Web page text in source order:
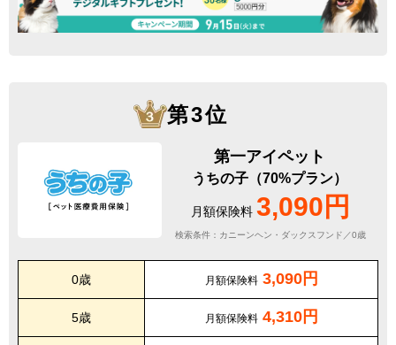
第3位
第一アイペット
うちの子（70%プラン）
月額保険料 3,090円
検索条件：カニーンヘン・ダックスフンド／0歳
0歳 月額保険料 3,090円
5歳 月額保険料 4,310円